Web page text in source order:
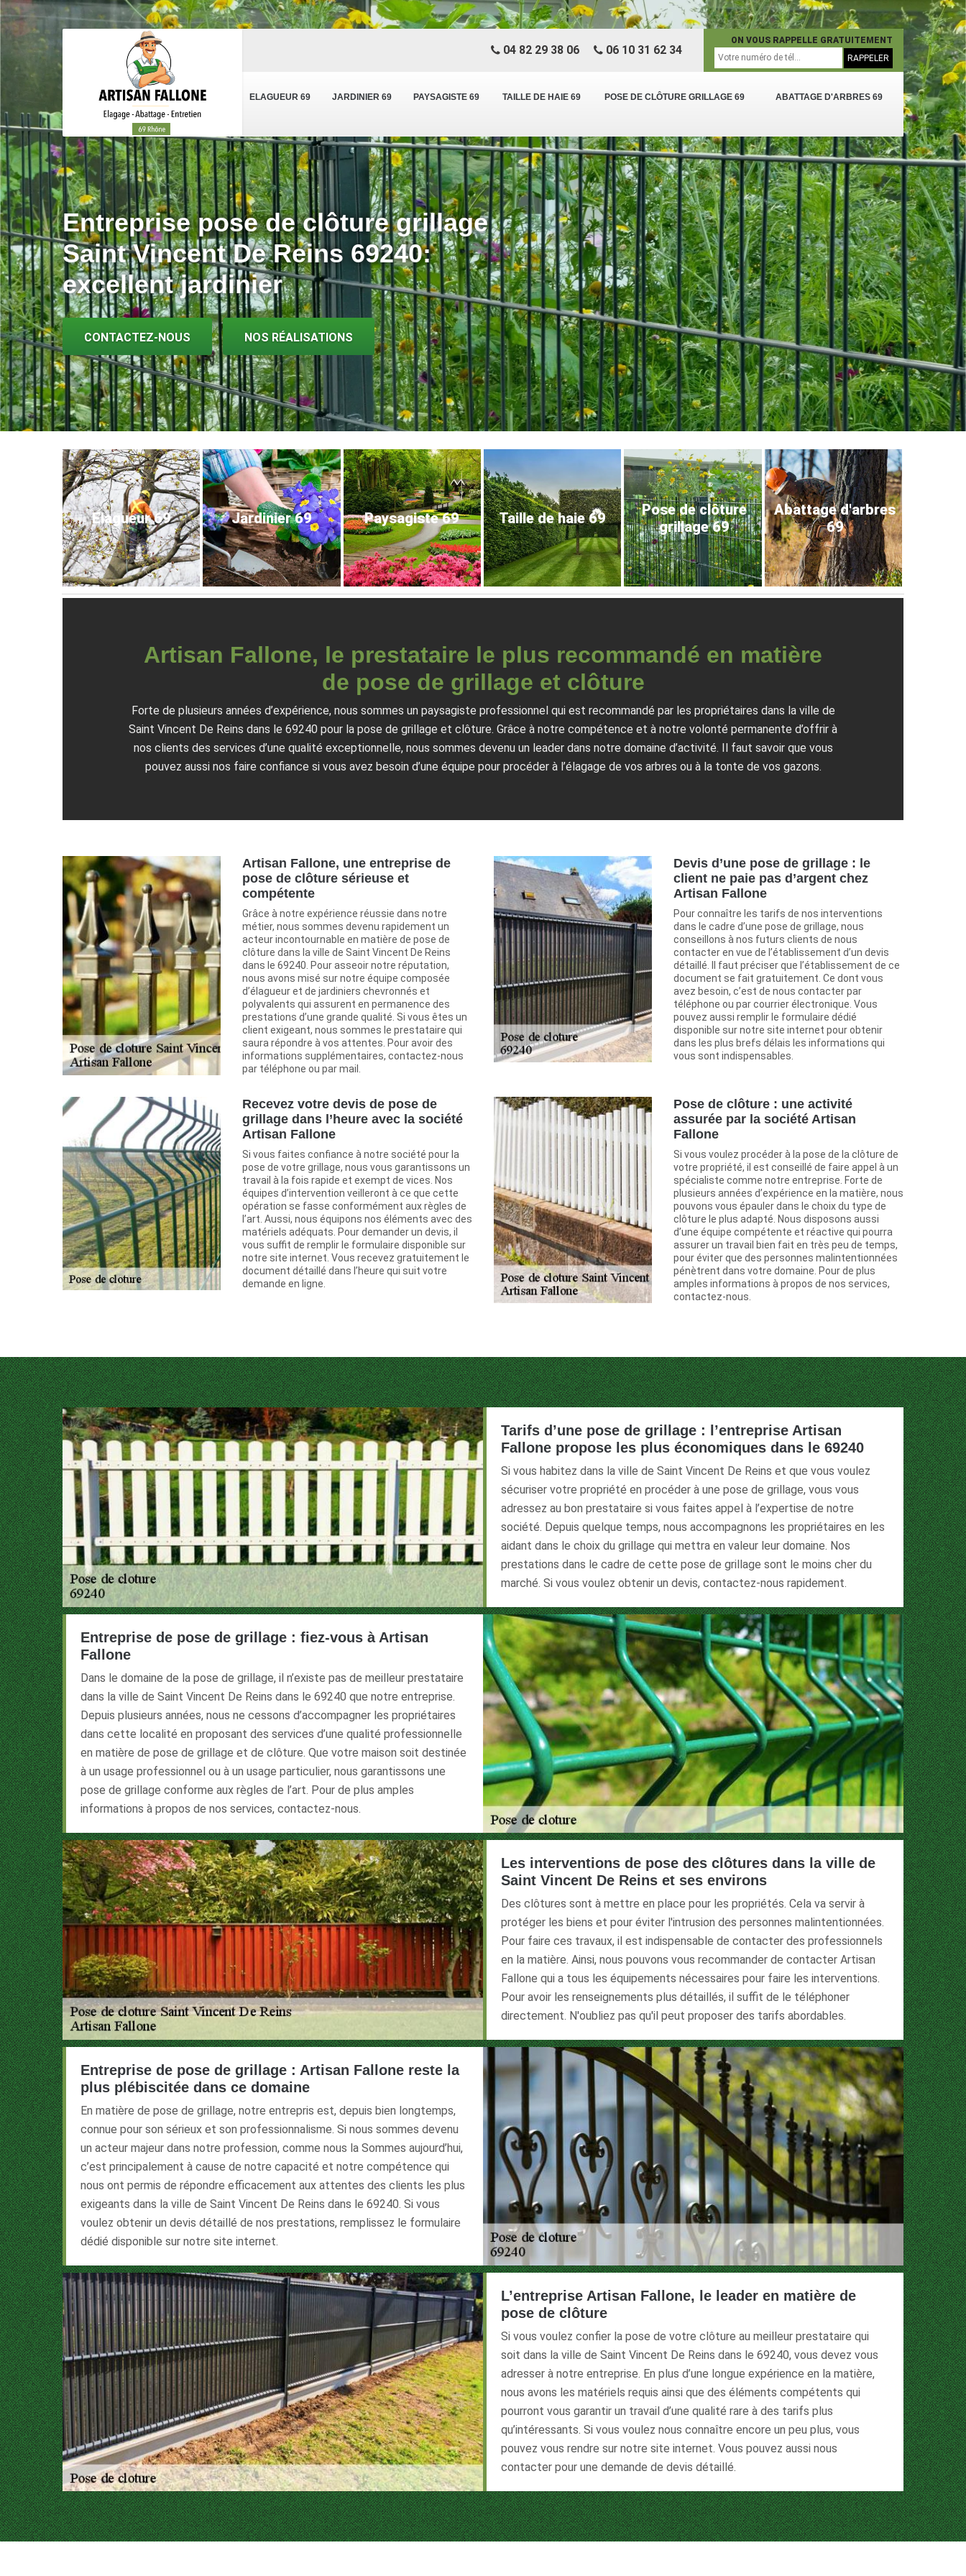
ELAGUEUR 69 JARDINIER 69 PAYSAGISTE 69 TAILLE DE HAIE 69 POSE DE CLÔTURE GRILLAGE 69 ABATTAGE D'ARBRES 69
04 82 29 38 06 06 10 31 62 34
ON VOUS RAPPELLE GRATUITEMENT
Entreprise pose de clôture grillage
Saint Vincent De Reins 69240:
excellent jardinier
CONTACTEZ-NOUS NOS RÉALISATIONS
Elagueur 69 Jardinier 69 Paysagiste 69 Taille de haie 69
Pose de clôture
grillage 69
Abattage d'arbres
69
Artisan Fallone, le prestataire le plus recommandé en matière
de pose de grillage et clôture
Forte de plusieurs années d’expérience, nous sommes un paysagiste professionnel qui est recommandé par les propriétaires dans la ville de
Saint Vincent De Reins dans le 69240 pour la pose de grillage et clôture. Grâce à notre compétence et à notre volonté permanente d’offrir à
nos clients des services d’une qualité exceptionnelle, nous sommes devenu un leader dans notre domaine d’activité. Il faut savoir que vous
pouvez aussi nos faire confiance si vous avez besoin d’une équipe pour procéder à l’élagage de vos arbres ou à la tonte de vos gazons.
Artisan Fallone, une entreprise de
pose de clôture sérieuse et
compétente
Grâce à notre expérience réussie dans notre
métier, nous sommes devenu rapidement un
acteur incontournable en matière de pose de
clôture dans la ville de Saint Vincent De Reins
dans le 69240. Pour asseoir notre réputation,
nous avons misé sur notre équipe composée
d’élagueur et de jardiniers chevronnés et
polyvalents qui assurent en permanence des
prestations d’une grande qualité. Si vous êtes un
client exigeant, nous sommes le prestataire qui
saura répondre à vos attentes. Pour avoir des
informations supplémentaires, contactez-nous
par téléphone ou par mail.
Devis d’une pose de grillage : le
client ne paie pas d’argent chez
Artisan Fallone
Pour connaître les tarifs de nos interventions
dans le cadre d’une pose de grillage, nous
conseillons à nos futurs clients de nous
contacter en vue de l’établissement d’un devis
détaillé. Il faut préciser que l’établissement de ce
document se fait gratuitement. Ce dont vous
avez besoin, c’est de nous contacter par
téléphone ou par courrier électronique. Vous
pouvez aussi remplir le formulaire dédié
disponible sur notre site internet pour obtenir
dans les plus brefs délais les informations qui
vous sont indispensables.
Recevez votre devis de pose de
grillage dans l’heure avec la société
Artisan Fallone
Si vous faites confiance à notre société pour la
pose de votre grillage, nous vous garantissons un
travail à la fois rapide et exempt de vices. Nos
équipes d’intervention veilleront à ce que cette
opération se fasse conformément aux règles de
l’art. Aussi, nous équipons nos éléments avec des
matériels adéquats. Pour demander un devis, il
vous suffit de remplir le formulaire disponible sur
notre site internet. Vous recevez gratuitement le
document détaillé dans l’heure qui suit votre
demande en ligne.
Pose de clôture : une activité
assurée par la société Artisan
Fallone
Si vous voulez procéder à la pose de la clôture de
votre propriété, il est conseillé de faire appel à un
spécialiste comme notre entreprise. Forte de
plusieurs années d’expérience en la matière, nous
pouvons vous épauler dans le choix du type de
clôture le plus adapté. Nous disposons aussi
d’une équipe compétente et réactive qui pourra
assurer un travail bien fait en très peu de temps,
pour éviter que des personnes malintentionnées
pénètrent dans votre domaine. Pour de plus
amples informations à propos de nos services,
contactez-nous.
Tarifs d’une pose de grillage : l’entreprise Artisan
Fallone propose les plus économiques dans le 69240
Si vous habitez dans la ville de Saint Vincent De Reins et que vous voulez
sécuriser votre propriété en procéder à une pose de grillage, vous vous
adressez au bon prestataire si vous faites appel à l’expertise de notre
société. Depuis quelque temps, nous accompagnons les propriétaires en les
aidant dans le choix du grillage qui mettra en valeur leur domaine. Nos
prestations dans le cadre de cette pose de grillage sont le moins cher du
marché. Si vous voulez obtenir un devis, contactez-nous rapidement.
Entreprise de pose de grillage : fiez-vous à Artisan
Fallone
Dans le domaine de la pose de grillage, il n’existe pas de meilleur prestataire
dans la ville de Saint Vincent De Reins dans le 69240 que notre entreprise.
Depuis plusieurs années, nous ne cessons d’accompagner les propriétaires
dans cette localité en proposant des services d’une qualité professionnelle
en matière de pose de grillage et de clôture. Que votre maison soit destinée
à un usage professionnel ou à un usage particulier, nous garantissons une
pose de grillage conforme aux règles de l’art. Pour de plus amples
informations à propos de nos services, contactez-nous.
Les interventions de pose des clôtures dans la ville de
Saint Vincent De Reins et ses environs
Des clôtures sont à mettre en place pour les propriétés. Cela va servir à
protéger les biens et pour éviter l'intrusion des personnes malintentionnées.
Pour faire ces travaux, il est indispensable de contacter des professionnels
en la matière. Ainsi, nous pouvons vous recommander de contacter Artisan
Fallone qui a tous les équipements nécessaires pour faire les interventions.
Pour avoir les renseignements plus détaillés, il suffit de le téléphoner
directement. N'oubliez pas qu'il peut proposer des tarifs abordables.
Entreprise de pose de grillage : Artisan Fallone reste la
plus plébiscitée dans ce domaine
En matière de pose de grillage, notre entrepris est, depuis bien longtemps,
connue pour son sérieux et son professionnalisme. Si nous sommes devenu
un acteur majeur dans notre profession, comme nous la Sommes aujourd’hui,
c’est principalement à cause de notre capacité et notre compétence qui
nous ont permis de répondre efficacement aux attentes des clients les plus
exigeants dans la ville de Saint Vincent De Reins dans le 69240. Si vous
voulez obtenir un devis détaillé de nos prestations, remplissez le formulaire
dédié disponible sur notre site internet.
L’entreprise Artisan Fallone, le leader en matière de
pose de clôture
Si vous voulez confier la pose de votre clôture au meilleur prestataire qui
soit dans la ville de Saint Vincent De Reins dans le 69240, vous devez vous
adresser à notre entreprise. En plus d’une longue expérience en la matière,
nous avons les matériels requis ainsi que des éléments compétents qui
pourront vous garantir un travail d’une qualité rare à des tarifs plus
qu’intéressants. Si vous voulez nous connaître encore un peu plus, vous
pouvez vous rendre sur notre site internet. Vous pouvez aussi nous
contacter pour une demande de devis détaillé.